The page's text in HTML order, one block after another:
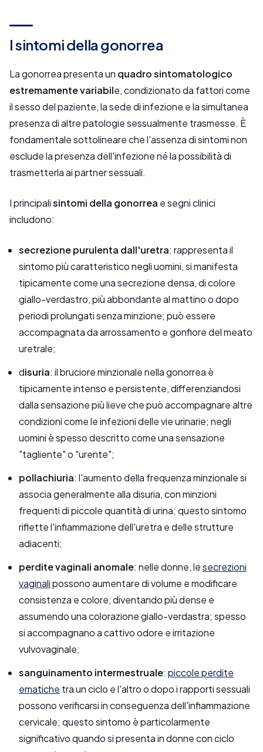
I sintomi della gonorrea
La gonorrea presenta un quadro sintomatologico
estremamente variabile, condizionato da fattori come
il sesso del paziente, la sede di infezione e la simultanea
presenza di altre patologie sessualmente trasmesse. È
fondamentale sottolineare che l'assenza di sintomi non
esclude la presenza dell'infezione né la possibilità di
trasmetterla ai partner sessuali.
I principalisintomi della gonorrea e segni clinici
includono:
secrezione purulenta dall'uretra: rappresenta il
sintomo più caratteristico negli uomini, si manifesta
tipicamente come una secrezione densa, di colore
giallo-verdastro, più abbondante al mattino o dopo
periodi prolungati senza minzione; può essere
accompagnata da arrossamento e gonfiore del meato
uretrale;
disuria: il bruciore minzionale nella gonorrea è
tipicamente intenso e persistente, differenziandosi
dalla sensazione più lieve che può accompagnare altre
condizioni come le infezioni delle vie urinarie; negli
uomini è spesso descritto come una sensazione
"tagliente" o "urente";
pollachiuria: l'aumento della frequenza minzionale si
associa generalmente alla disuria, con minzioni
frequenti di piccole quantità di urina; questo sintomo
riflette l'infiammazione dell'uretra e delle strutture
adiacenti;
perdite vaginali anomale: nelle donne, lesecrezioni
vaginalipossono aumentare di volume e modificare
consistenza e colore, diventando più dense e
assumendo una colorazione giallo-verdastra; spesso
si accompagnano a cattivo odore e irritazione
vulvovaginale;
sanguinamento intermestruale: piccole perdite
ematiche tra un ciclo e l'altro o dopo i rapporti sessuali
possono verificarsi in conseguenza dell'infiammazione
cervicale; questo sintomo è particolarmente
significativo quando si presenta in donne con ciclo